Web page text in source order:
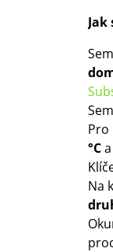
Pro
°Ca
Na